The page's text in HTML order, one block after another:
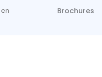
Brochures